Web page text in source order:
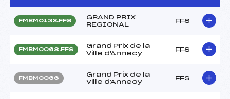
FMBM0133.FFS
GRAND PRIX
REGIONAL
FFS
FMBM0068.FFS
Grand Prix de la
Ville d'Annecy
FFS
FMBM0066
Grand Prix de la
Ville d'Annecy
FFS